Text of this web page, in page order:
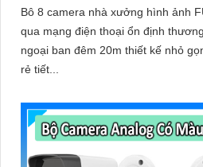
Bô 8 camera nhà xưởng hình ảnh
qua mạng điện thoại ổn định
ngoại ban đêm 20m thiết kế nhỏ
rẻ tiết...